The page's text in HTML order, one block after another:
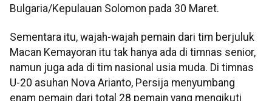
Bulgaria/Kepulauan Solomon pada 30 Maret.
Sementara itu, wajah-wajah pemain dari tim berjuluk
Macan Kemayoran itu tak hanya ada di timnas senior,
namun juga ada di tim nasional usia muda. Di timnas
U-20 asuhan Nova Arianto, Persija menyumbang
enam pemain dari total 28 pemain yang mengikuti